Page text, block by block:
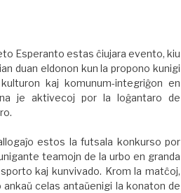
Esperanto estas ĉiujara evento, kiu
duan eldonon kun la propono kunigi
kaj komunum-integriĝon en
je aktivecoj por la loĝantaro de
estos la futsala konkurso por
teamojn de la urbo en granda
kaj kunvivado. Krom la matĉoj,
ankaŭ celas antaŭenigi la konaton de